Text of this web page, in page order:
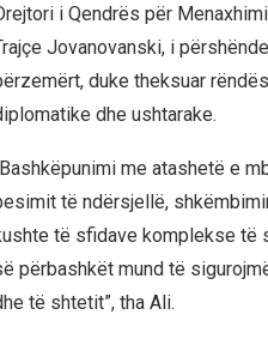
i Qendrës për
Jovanovanski, i
duke theksuar
dhe ushtarake.
me atashetë e
të ndërsjellë,
të sfidave komplekse të
përbashkët mund të
të shtetit”, tha Ali.